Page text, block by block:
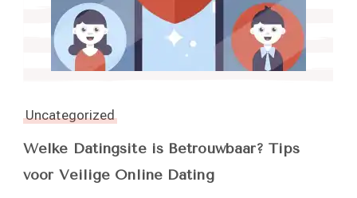
Uncategorized
Welke Datingsite is Betrouwbaar? Tips
voor Veilige Online Dating